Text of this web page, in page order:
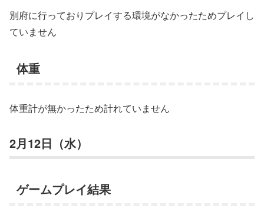
別府に行っておりプレイする環境がなかったためプレイし
ていません
体重
体重計が無かったため計れていません
2月12日（水）
ゲームプレイ結果